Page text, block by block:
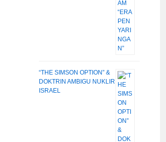
“THE SIMSON OPTION” &
DOKTRIN AMBIGU NUKLIR
ISRAEL